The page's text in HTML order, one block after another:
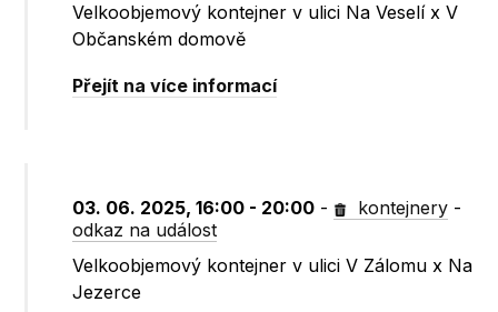
Velkoobjemový kontejner v ulici Na Veselí x V
Občanském domově
Přejít na více informací
03. 06. 2025, 16:00 - 20:00 - kontejnery -
odkaz na událost
Velkoobjemový kontejner v ulici V Zálomu x Na
Jezerce